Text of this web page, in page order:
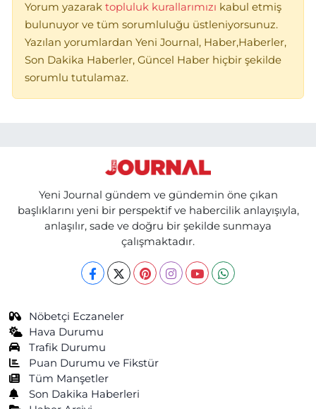
Yorum yazarak topluluk kurallarımızı kabul etmiş
bulunuyor ve tüm sorumluluğu üstleniyorsunuz.
Yazılan yorumlardan Yeni Journal, Haber,Haberler,
Son Dakika Haberler, Güncel Haber hiçbir şekilde
sorumlu tutulamaz.
Yeni Journal gündem ve gündemin öne çıkan
başlıklarını yeni bir perspektif ve habercilik anlayışıyla,
anlaşılır, sade ve doğru bir şekilde sunmaya
çalışmaktadır.
Nöbetçi Eczaneler
Hava Durumu
Trafik Durumu
Puan Durumu ve Fikstür
Tüm Manşetler
Son Dakika Haberleri